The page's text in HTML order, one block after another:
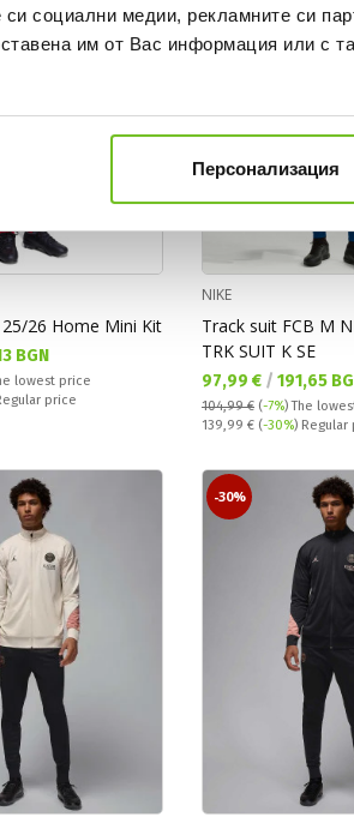
си социални медии, рекламните си
им от Вас информация или с
Персонализация
26 Home Mini Kit
BGN
lowest price
price
NIKE
Track suit FCB M
TRK SUIT K SE
Текуща цена:
97,99 € / 191,65
104,99 € (-7%)The
Regular price:
139,99 € (-30%) Regular
-30%